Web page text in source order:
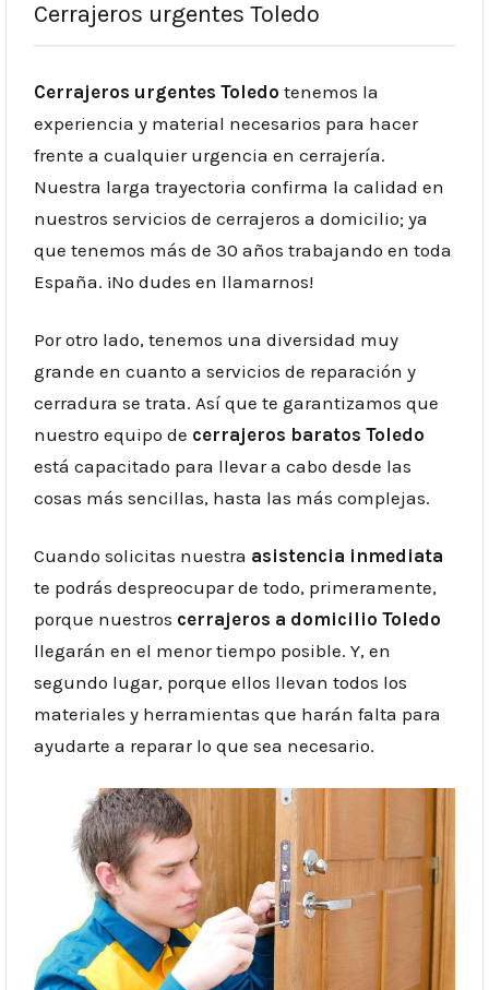
Cerrajeros urgentes Toledo
Cerrajeros urgentes Toledo tenemos la
experiencia y material necesarios para hacer
frente a cualquier urgencia en cerrajería.
Nuestra larga trayectoria confirma la calidad en
nuestros servicios de cerrajeros a domicilio; ya
que tenemos más de 30 años trabajando en toda
España. ¡No dudes en llamarnos!
Por otro lado, tenemos una diversidad muy
grande en cuanto a servicios de reparación y
cerradura se trata. Así que te garantizamos que
nuestro equipo de cerrajeros baratos Toledo
está capacitado para llevar a cabo desde las
cosas más sencillas, hasta las más complejas.
Cuando solicitas nuestra asistencia inmediata
te podrás despreocupar de todo, primeramente,
porque nuestros cerrajeros a domicilio Toledo
llegarán en el menor tiempo posible. Y, en
segundo lugar, porque ellos llevan todos los
materiales y herramientas que harán falta para
ayudarte a reparar lo que sea necesario.